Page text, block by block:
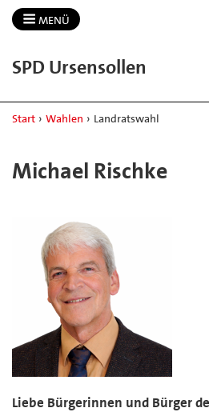
MENÜ
SPD Ursensollen
Start › Wahlen › Landratswahl
Michael Rischke
Liebe Bürgerinnen und Bürger